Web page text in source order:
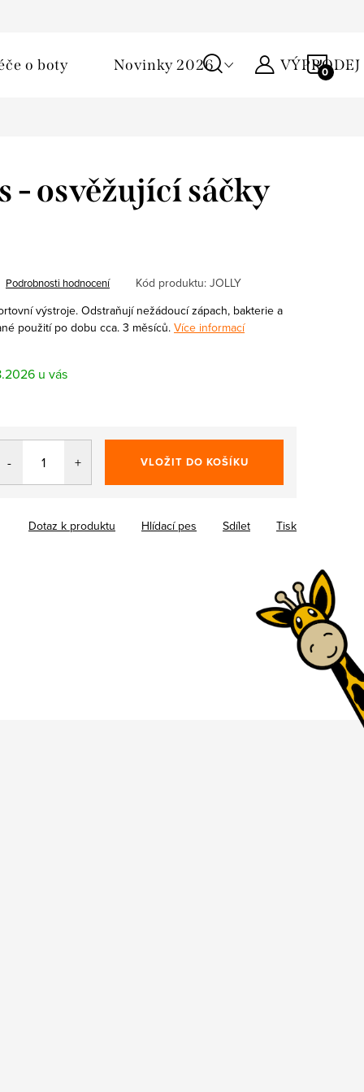
o boty Novinky 2026 VÝPRODEJ
- osvěžující sáčky
Podrobnosti hodnocení Kód produktu: JOLLY
výstroje. Odstraňují nežádoucí zápach, bakterie a
použití po dobu cca. 3 měsíců. Více informací
VLOŽIT DO KOŠÍKU
Tisk
Dotaz k produktu Hlídací pes Sdílet